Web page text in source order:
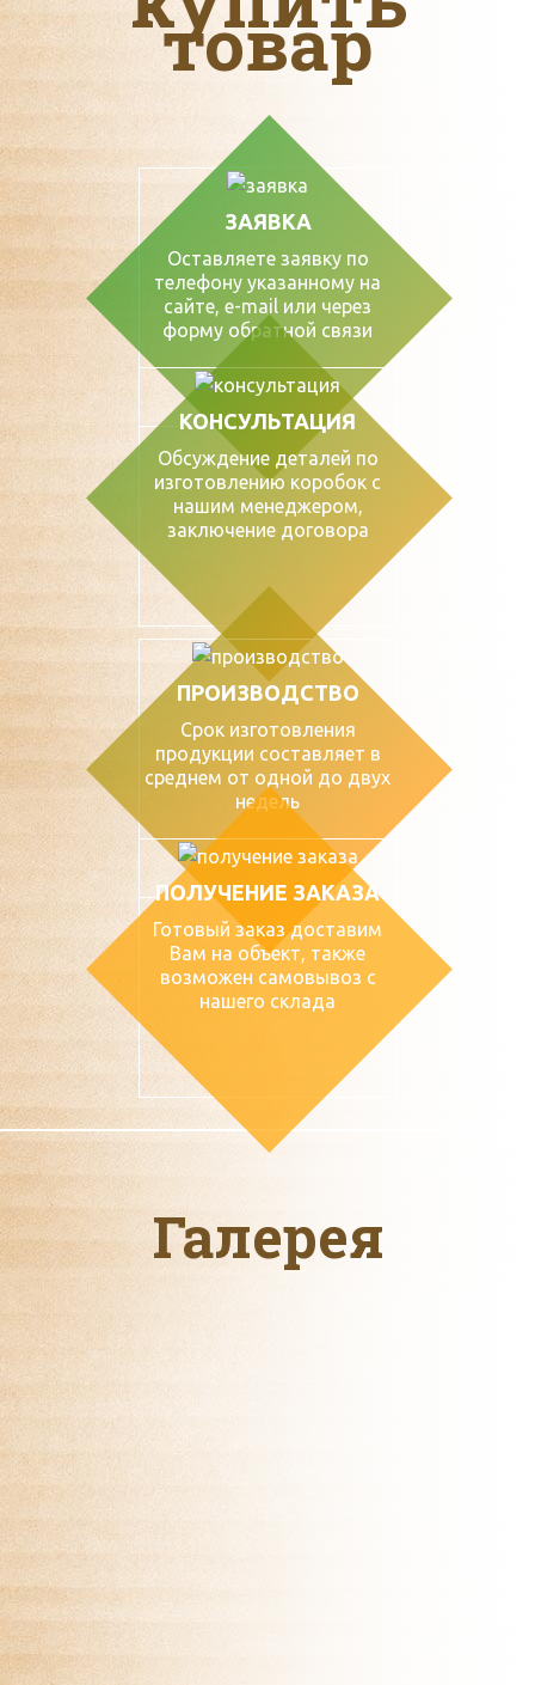
товар
ЗАЯВКА
Оставляете заявку по
телефону указанному на
сайте, е-mail или через
форму обратной связи
КОНСУЛЬТАЦИЯ
Обсуждение деталей по
изготовлению коробок с
нашим менеджером,
заключение договора
ПРОИЗВОДСТВО
Срок изготовления
продукции составляет в
среднем от одной до двух
недель
ПОЛУЧЕНИЕ ЗАКАЗА
Готовый заказ доставим
Вам на объект, также
возможен самовывоз с
нашего склада
Галерея